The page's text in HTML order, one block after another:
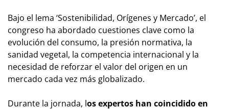
Bajo el lema ‘Sostenibilidad, Orígenes y Mercado’, el
congreso ha abordado cuestiones clave como la
evolución del consumo, la presión normativa, la
sanidad vegetal, la competencia internacional y la
necesidad de reforzar el valor del origen en un
mercado cada vez más globalizado.
Durante la jornada, los expertos han coincidido en